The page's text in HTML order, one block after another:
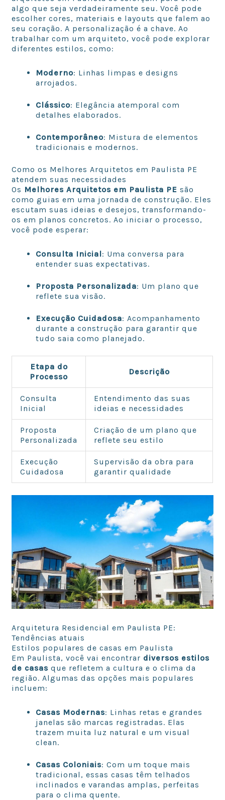
algo que seja verdadeiramente seu. Você pode
escolher cores, materiais e layouts que falem ao
seu coração. A personalização é a chave. Ao
trabalhar com um arquiteto, você pode explorar
diferentes estilos, como:
Moderno: Linhas limpas e designs
arrojados.
Clássico: Elegância atemporal com
detalhes elaborados.
Contemporâneo: Mistura de elementos
tradicionais e modernos.
Como os Melhores Arquitetos em Paulista PE
atendem suas necessidades
Os Melhores Arquitetos em Paulista PE são
como guias em uma jornada de construção. Eles
escutam suas ideias e desejos, transformando-
os em planos concretos. Ao iniciar o processo,
você pode esperar:
Consulta Inicial: Uma conversa para
entender suas expectativas.
Proposta Personalizada: Um plano que
reflete sua visão.
Execução Cuidadosa: Acompanhamento
durante a construção para garantir que
tudo saia como planejado.
Etapa do
Processo
Descrição
Consulta
Inicial
Entendimento das suas
ideias e necessidades
Proposta
Personalizada
Criação de um plano que
reflete seu estilo
Execução
Cuidadosa
Supervisão da obra para
garantir qualidade
Arquitetura Residencial em Paulista PE:
Tendências atuais
Estilos populares de casas em Paulista
Em Paulista, você vai encontrar diversos estilos
de casas que refletem a cultura e o clima da
região. Algumas das opções mais populares
incluem:
Casas Modernas: Linhas retas e grandes
janelas são marcas registradas. Elas
trazem muita luz natural e um visual
clean.
Casas Coloniais: Com um toque mais
tradicional, essas casas têm telhados
inclinados e varandas amplas, perfeitas
para o clima quente.